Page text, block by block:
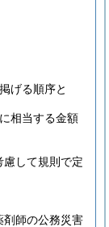
げる順序と
相当する金額
して規則で定
剤師の公務災害